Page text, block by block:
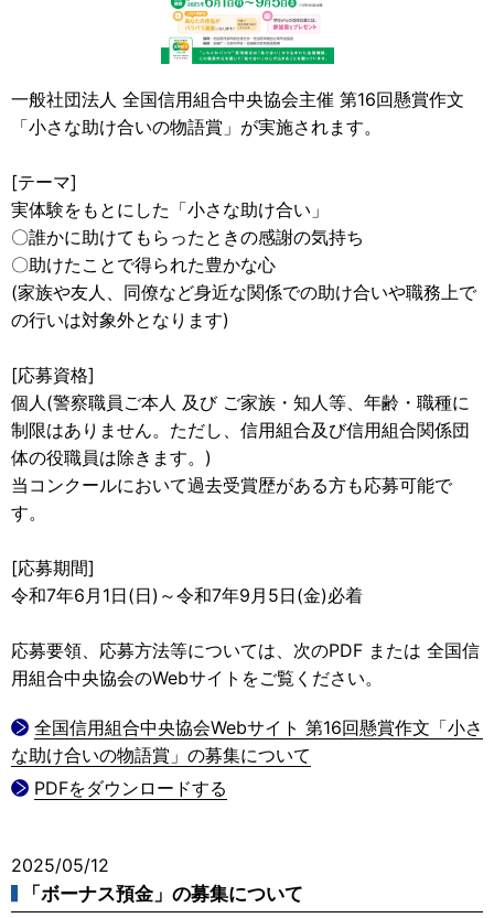
一般社団法人 全国信用組合中央協会主催 第16回懸賞作文
「小さな助け合いの物語賞」が実施されます。
[テーマ]
実体験をもとにした「小さな助け合い」
〇誰かに助けてもらったときの感謝の気持ち
〇助けたことで得られた豊かな心
(家族や友人、同僚など身近な関係での助け合いや職務上で
の行いは対象外となります)
[応募資格]
個人(警察職員ご本人 及び ご家族・知人等、年齢・職種に
制限はありません。ただし、信用組合及び信用組合関係団
体の役職員は除きます。)
当コンクールにおいて過去受賞歴がある方も応募可能で
す。
[応募期間]
令和7年6月1日(日)～令和7年9月5日(金)必着
応募要領、応募方法等については、次のPDF または 全国信
用組合中央協会のWebサイトをご覧ください。
全国信用組合中央協会Webサイト 第16回懸賞作文「小さ
な助け合いの物語賞」の募集について
PDFをダウンロードする
2025/05/12
「ボーナス預金」の募集について